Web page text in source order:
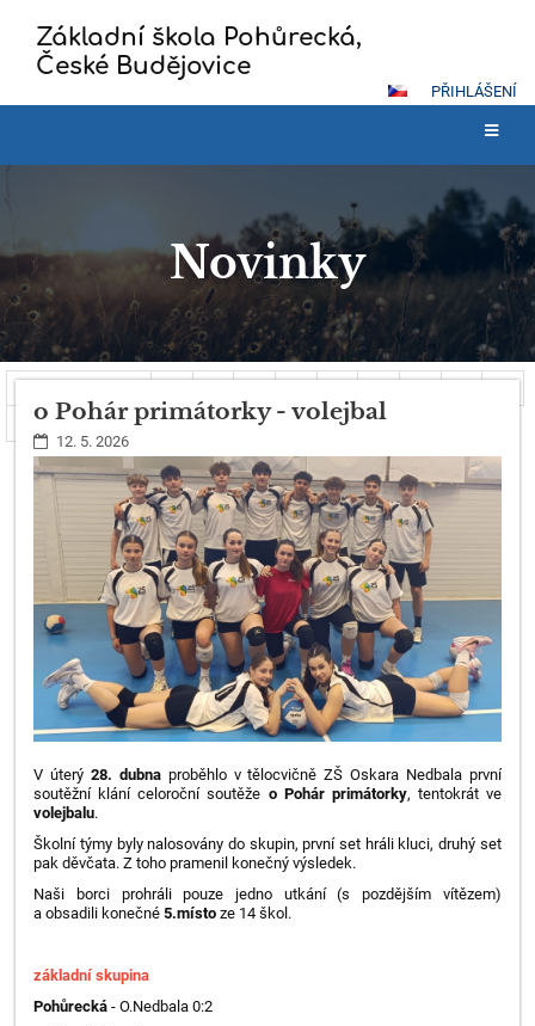
Základní škola Pohůrecká,
České Budějovice
PŘIHLÁŠENÍ
Novinky
Novinky
o Pohár primátorky - volejbal
12. 5. 2026
V úterý 28. dubnaproběhlo v tělocvičně ZŠ Oskara Nedbala první
soutěžní klání celoroční soutěže o Pohár primátorky, tentokrát ve
volejbalu.
Školní týmy byly nalosovány do skupin, první set hráli kluci, druhý set
pak děvčata. Z toho pramenil konečný výsledek.
Naši borci prohráli pouze jedno utkání (s pozdějším vítězem)
a obsadili konečné5.místoze 14 škol.
základní skupina
Pohůrecká - O.Nedbala 0:2
10
Další